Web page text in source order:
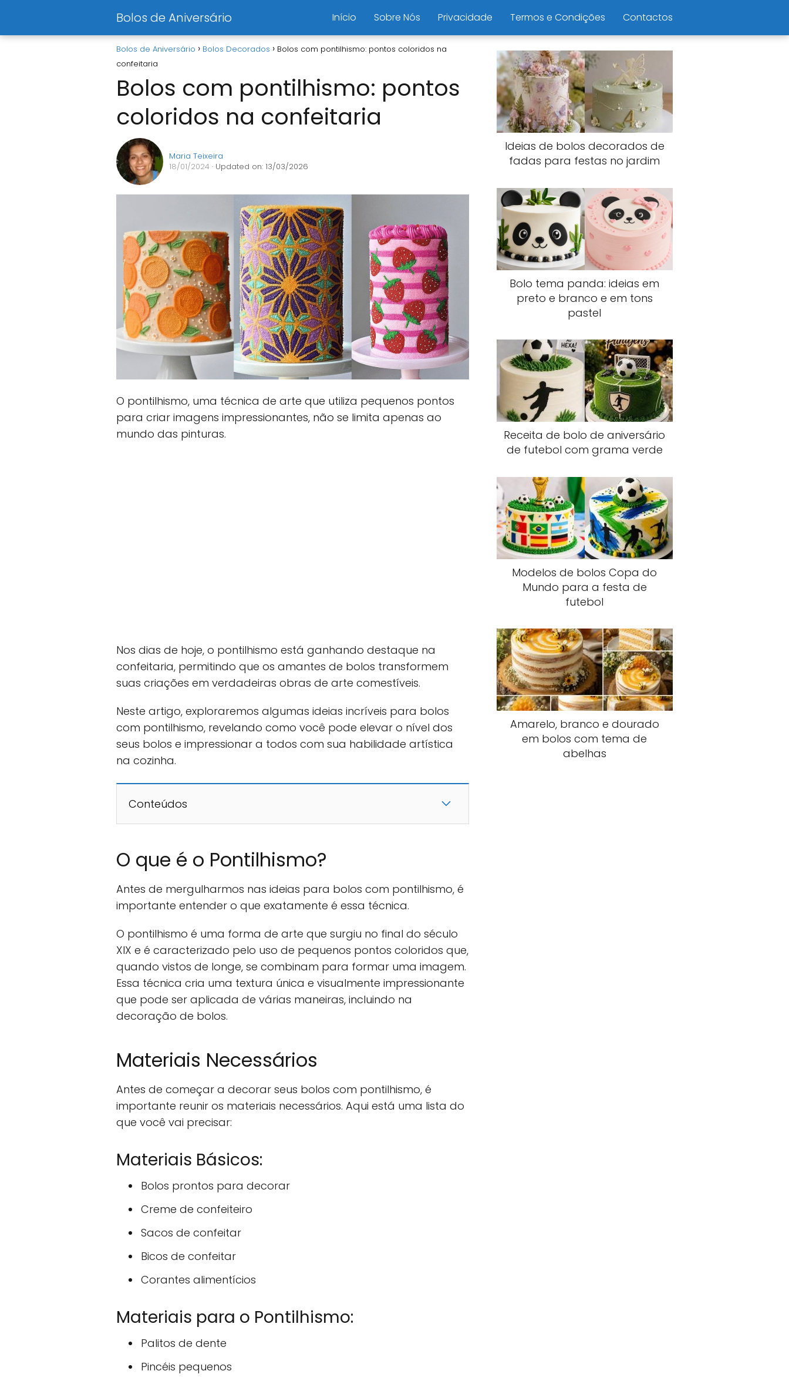
Bolos de Aniversário Início Sobre Nós Privacidade Termos e Condições Contactos
Bolos de Aniversário Bolos Decorados
Bolos com pontilhismo: pontos coloridos na
confeitaria
Bolos com pontilhismo: pontos
coloridos na confeitaria
Maria Teixeira
18/01/2024 · Updated on: 13/03/2026
O pontilhismo, uma técnica de arte que utiliza pequenos pontos
para criar imagens impressionantes, não se limita apenas ao
mundo das pinturas.
Nos dias de hoje, o pontilhismo está ganhando destaque na
confeitaria, permitindo que os amantes de bolos transformem
suas criações em verdadeiras obras de arte comestíveis.
Neste artigo, exploraremos algumas ideias incríveis para bolos
com pontilhismo, revelando como você pode elevar o nível dos
seus bolos e impressionar a todos com sua habilidade artística
na cozinha.
Conteúdos
O que é o Pontilhismo?
Antes de mergulharmos nas ideias para bolos com pontilhismo, é
importante entender o que exatamente é essa técnica.
O pontilhismo é uma forma de arte que surgiu no final do século
XIX e é caracterizado pelo uso de pequenos pontos coloridos que,
quando vistos de longe, se combinam para formar uma imagem.
Essa técnica cria uma textura única e visualmente impressionante
que pode ser aplicada de várias maneiras, incluindo na
decoração de bolos.
Materiais Necessários
Antes de começar a decorar seus bolos com pontilhismo, é
importante reunir os materiais necessários. Aqui está uma lista do
que você vai precisar:
Materiais Básicos:
Bolos prontos para decorar
Creme de confeiteiro
Sacos de confeitar
Bicos de confeitar
Corantes alimentícios
Materiais para o Pontilhismo:
Palitos de dente
Pincéis pequenos
Ideias de bolos decorados de
fadas para festas no jardim
Bolo tema panda: ideias em
preto e branco e em tons
pastel
Receita de bolo de aniversário
de futebol com grama verde
Modelos de bolos Copa do
Mundo para a festa de
futebol
Amarelo, branco e dourado
em bolos com tema de
abelhas